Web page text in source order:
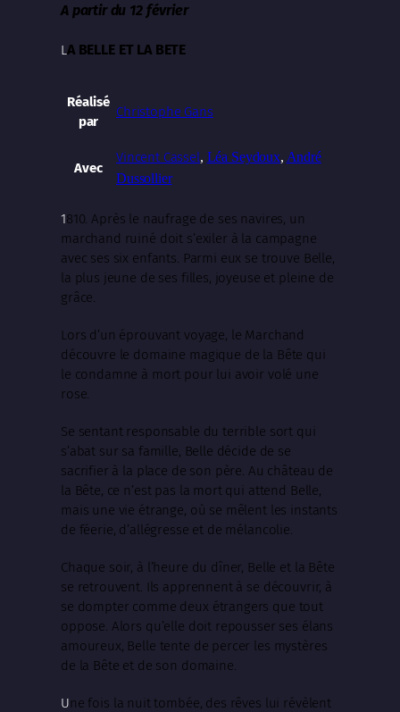
A partir du 12 février
LA BELLE ET LA BETE
Réalisé
par
Christophe Gans
Avec
Vincent Cassel, Léa Seydoux, André
Dussollier
1810. Après le naufrage de ses navires, un
marchand ruiné doit s’exiler à la campagne
avec ses six enfants. Parmi eux se trouve Belle,
la plus jeune de ses filles, joyeuse et pleine de
grâce.
Lors d’un éprouvant voyage, le Marchand
découvre le domaine magique de la Bête qui
le condamne à mort pour lui avoir volé une
rose.
Se sentant responsable du terrible sort qui
s’abat sur sa famille, Belle décide de se
sacrifier à la place de son père. Au château de
la Bête, ce n’est pas la mort qui attend Belle,
mais une vie étrange, où se mêlent les instants
de féerie, d’allégresse et de mélancolie.
Chaque soir, à l’heure du dîner, Belle et la Bête
se retrouvent. Ils apprennent à se découvrir, à
se dompter comme deux étrangers que tout
oppose. Alors qu’elle doit repousser ses élans
amoureux, Belle tente de percer les mystères
de la Bête et de son domaine.
Une fois la nuit tombée, des rêves lui révèlent